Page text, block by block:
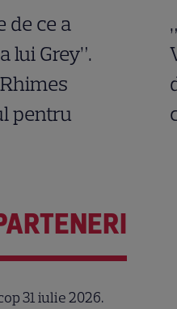
de ce a
lui Grey”.
pentru
31 iulie 2026.